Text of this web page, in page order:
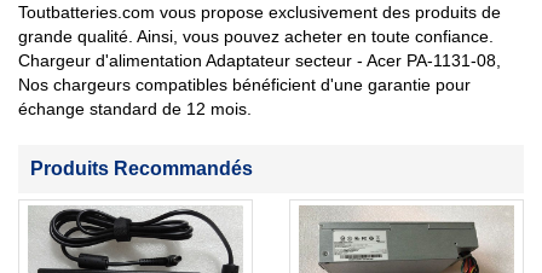
Toutbatteries.com vous propose exclusivement des produits de
grande qualité. Ainsi, vous pouvez acheter en toute confiance.
Chargeur d'alimentation Adaptateur secteur - Acer PA-1131-08,
Nos chargeurs compatibles bénéficient d'une garantie pour
échange standard de 12 mois.
Produits Recommandés